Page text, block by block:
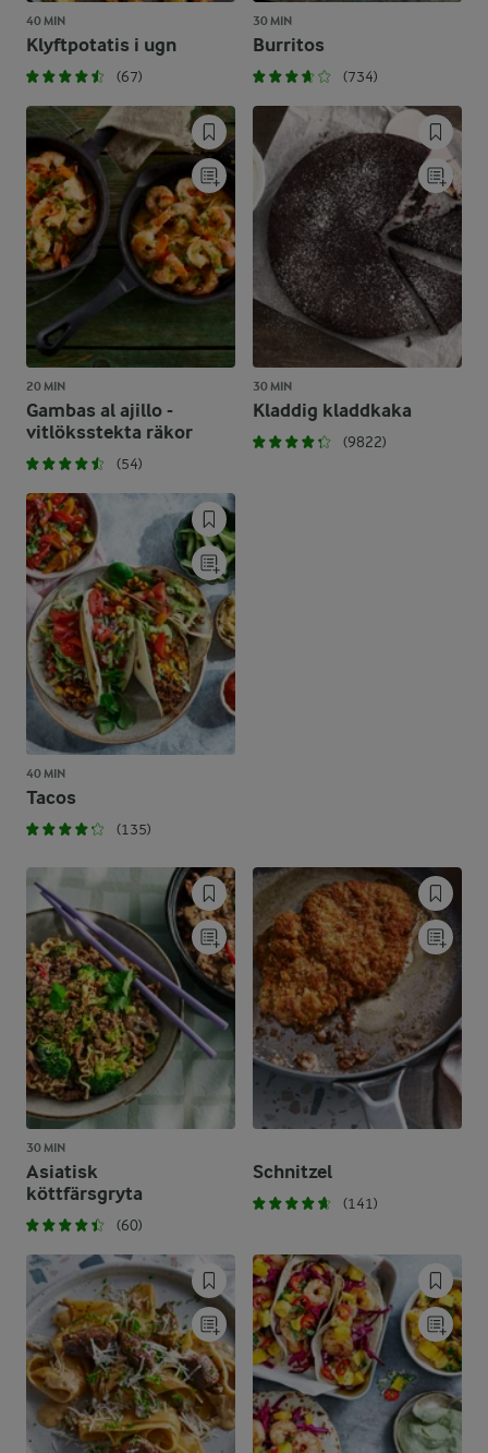
40 MIN
Klyftpotatis i ugn
(67)
30 MIN
Burritos
(734)
20 MIN
Gambas al ajillo -
vitlöksstekta räkor
(54)
30 MIN
Kladdig kladdkaka
(9822)
40 MIN
Tacos
(135)
30 MIN
Asiatisk
köttfärsgryta
(60)
Schnitzel
(141)